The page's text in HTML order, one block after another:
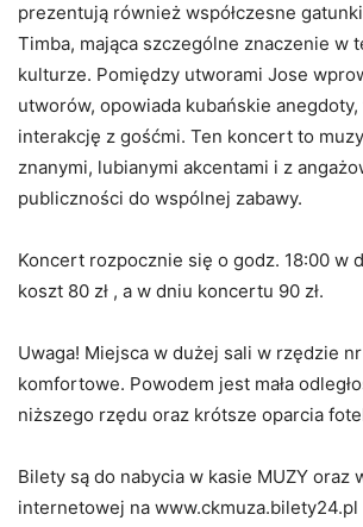
prezentują również współczesne
Timba, mająca szczególne znaczenie w
kulturze. Pomiędzy utworami Jose
utworów, opowiada kubańskie
interakcję z gośćmi. Ten koncert to
znanymi, lubianymi akcentami i z
publiczności do wspólnej zabawy.
Koncert rozpocznie się o godz. 18:00 w
koszt 80 zł , a w dniu koncertu 90 zł.
Uwaga! Miejsca w dużej sali w rzędzie
komfortowe. Powodem jest mała
niższego rzędu oraz krótsze oparcia
Bilety są do nabycia w kasie MUZY oraz
internetowej na www.ckmuza.bilety24.pl